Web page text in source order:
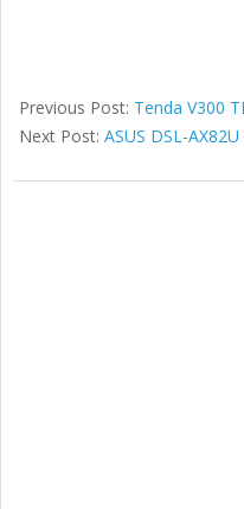
Previous Post: Tenda V300
Next Post: ASUS DSL-